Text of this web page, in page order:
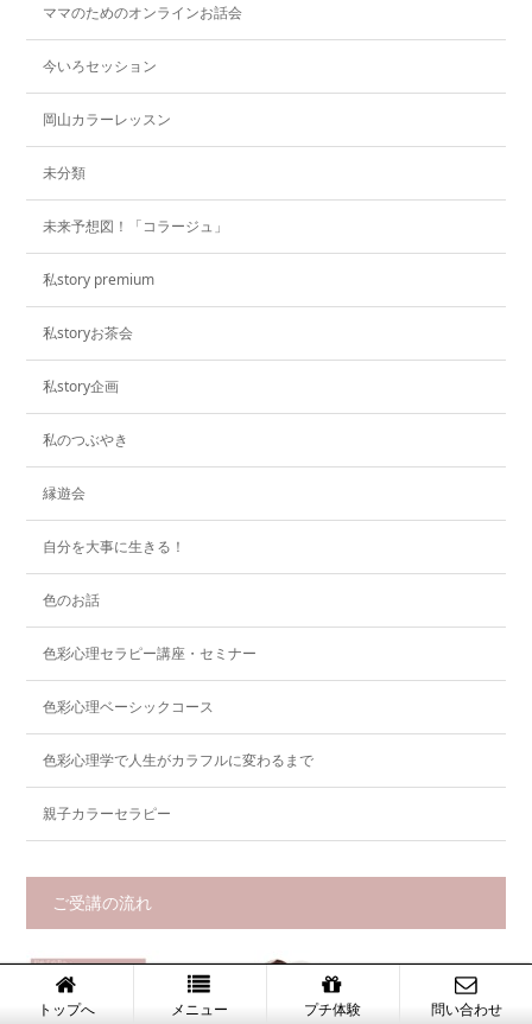
ママのためのオンラインお話会
今いろセッション
岡山カラーレッスン
未分類
未来予想図！「コラージュ」
私story premium
私storyお茶会
私story企画
私のつぶやき
縁遊会
自分を大事に生きる！
色のお話
色彩心理セラピー講座・セミナー
色彩心理ベーシックコース
色彩心理学で人生がカラフルに変わるまで
親子カラーセラピー
ご受講の流れ
トップへ メニュー プチ体験 問い合わせ